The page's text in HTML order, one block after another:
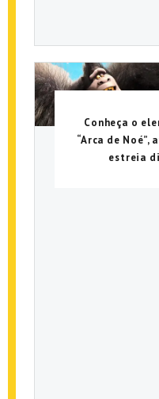
Conheça o
“Arca de Noé”,
estreia